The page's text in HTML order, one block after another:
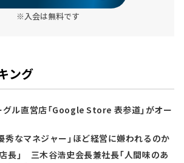
※入会は無料です
ング
ル直営店「Google Store 表参道」がオー
秀なマネジャー」ほど経営に嫌われるのか
長」 三木谷浩史会長兼社長「人間味のあ